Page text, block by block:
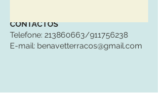
CONTACTOS
Telefone: 213860663/911756238
E-mail: benavetterracos@gmail.com